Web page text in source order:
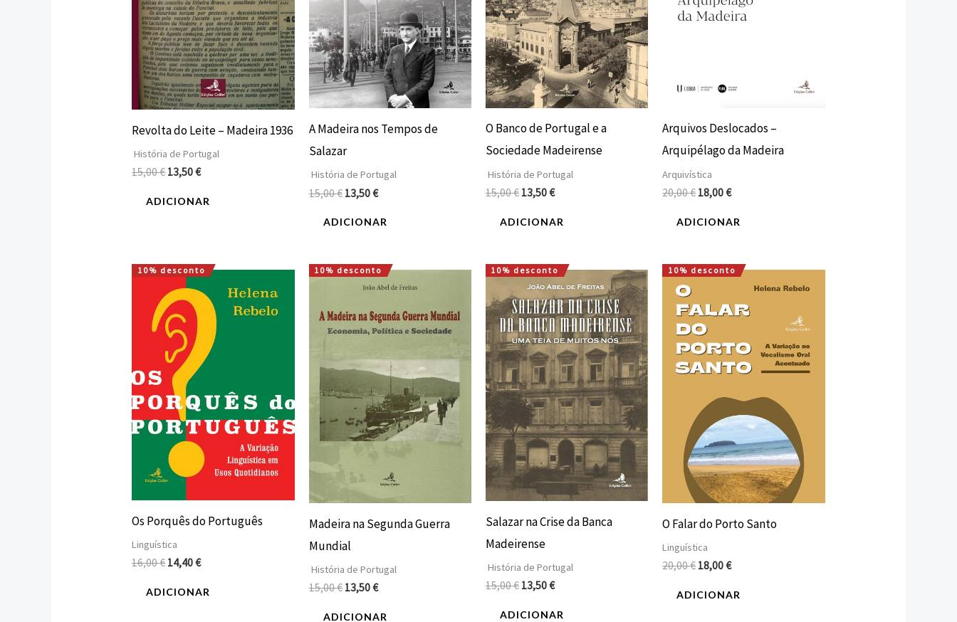
Revolta do Leite – Madeira 1936
História de Portugal
15,00€13,50€
ADICIONAR
A Madeira nos Tempos de
Salazar
História de Portugal
15,00€ 13,50€
ADICIONAR
O Banco de Portugal e a
Sociedade Madeirense
História de Portugal
15,00€ 13,50€
ADICIONAR
Arquivos Deslocados –
Arquipélago da Madeira
Arquivística
20,00€18,00€
ADICIONAR
10% desconto
Os Porquês do Português
Linguística
16,00€
O
preço
original
era:
16,00 €.
14,40€
O
preço
atual
14,40 €.
ADICIONAR
10% desconto
Madeira na Segunda Guerra
Mundial
História de Portugal
15,00€
O
preço
era:
15,00 €.
13,50€
O
preço
é:
13,50 €.
ADICIONAR
10% desconto
Salazar na Crise da Banca
Madeirense
História de Portugal
15,00€
O
preço
original
era:
15,00 €.
13,50€
O
preço
atual
é:
13,50 €.
ADICIONAR
10% desconto
O Falar do Porto Santo
Linguística
20,00€
O
original
era:
20,00 €.
18,00€
O
preço
atual
é:
ADICIONAR